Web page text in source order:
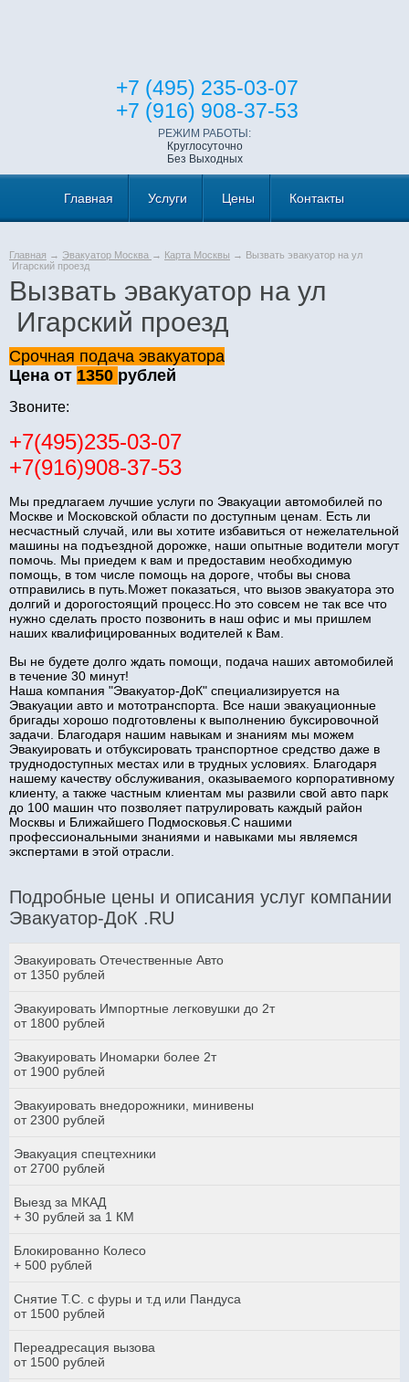
+7 (495) 235-03-07
+7 (916) 908-37-53
РЕЖИМ РАБОТЫ:
Круглосуточно
Без Выходных
Главная Услуги Цены Контакты
Главная → Эвакуатор Москва → Карта Москвы → Вызвать эвакуатор на ул
Игарский проезд
Вызвать эвакуатор на ул
Игарский проезд
Срочная подача эвакуатора
Цена от 1350 рублей
Звоните:
+7(495)235-03-07
+7(916)908-37-53
Мы предлагаем лучшие услуги по Эвакуации автомобилей по
Москве и Московской области по доступным ценам. Есть ли
несчастный случай, или вы хотите избавиться от нежелательной
машины на подъездной дорожке, наши опытные водители могут
помочь. Мы приедем к вам и предоставим необходимую
помощь, в том числе помощь на дороге, чтобы вы снова
отправились в путь.Может показаться, что вызов эвакуатора это
долгий и дорогостоящий процесс.Но это совсем не так все что
нужно сделать просто позвонить в наш офис и мы пришлем
наших квалифицированных водителей к Вам.
Вы не будете долго ждать помощи, подача наших автомобилей
в течение 30 минут!
Наша компания "Эвакуатор-ДоК" специализируется на
Эвакуации авто и мототранспорта. Все наши эвакуационные
бригады хорошо подготовлены к выполнению буксировочной
задачи. Благодаря нашим навыкам и знаниям мы можем
Эвакуировать и отбуксировать транспортное средство даже в
труднодоступных местах или в трудных условиях. Благодаря
нашему качеству обслуживания, оказываемого корпоративному
клиенту, а также частным клиентам мы развили свой авто парк
до 100 машин что позволяет патрулировать каждый район
Москвы и Ближайшего Подмосковья.С нашими
профессиональными знаниями и навыками мы являемся
экспертами в этой отрасли.
Подробные цены и описания услуг компании
Эвакуатор-ДоК .RU
Эвакуировать Отечественные Авто
от 1350 рублей
Эвакуировать Импортные легковушки до 2т
от 1800 рублей
Эвакуировать Иномарки более 2т
от 1900 рублей
Эвакуировать внедорожники, минивены
от 2300 рублей
Эвакуация спецтехники
от 2700 рублей
Выезд за МКАД
+ 30 рублей за 1 КМ
Блокированно Колесо
+ 500 рублей
Снятие Т.С. с фуры и т.д или Пандуса
от 1500 рублей
Переадресация вызова
от 1500 рублей